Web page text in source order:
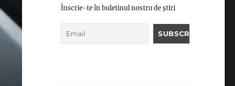
Înscrie-te în buletinul nostru de știri